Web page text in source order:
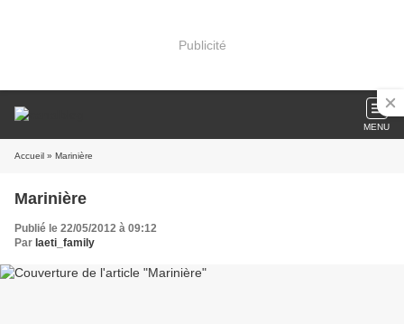
Publicité
MENU
Accueil » Marinière
Marinière
Publié le 22/05/2012 à 09:12
Par laeti_family